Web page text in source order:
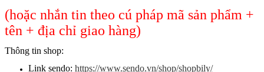
(hoặc nhắn tin theo cú pháp mã sản phẩm +
tên + địa chỉ giao hàng)
Thông tin shop:
Link sendo: https://www.sendo.vn/shop/shopbily/